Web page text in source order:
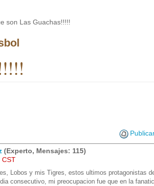
son Las Guachas!!!!!
(Experto, Mensajes: 115)
CST
Lobos y mis Tigres, estos ultimos protagonistas
consecutivo, mi preocupacion fue que en la